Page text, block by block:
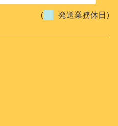
( 発送業務休日)